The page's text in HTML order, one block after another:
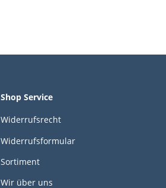
Shop Service
Widerrufsrecht
Widerrufsformular
Sortiment
Wir über uns